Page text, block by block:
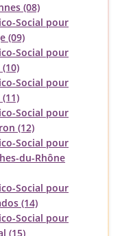
(08)
Social pour
(09)
Social pour
Social pour
Social pour
(12)
Social pour
du-Rhône
Social pour
(14)
Social pour
(15)